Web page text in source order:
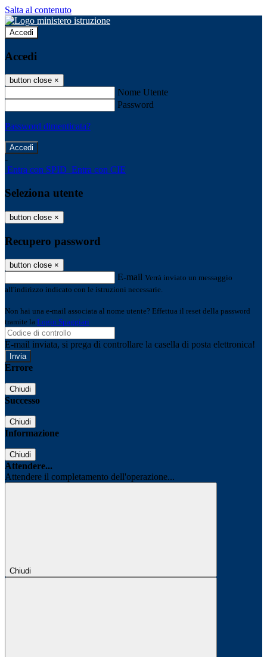
Salta al contenuto
Accedi
Accedi
button close ×
Nome Utente
Password
Password dimenticata?
-
Entra con SPID Entra con CIE
Seleziona utente
button close ×
Recupero password
button close ×
E-mail Verrà inviato un messaggio
all'indirizzo indicato con le istruzioni necessarie.
Non hai una e-mail associata al nome utente? Effettua il reset della password
tramite la Login Spaggiari
E-mail inviata, si prega di controllare la casella di posta elettronica!
Errore
Chiudi
Successo
Chiudi
Informazione
Chiudi
Attendere...
Attendere il completamento dell'operazione...
Chiudi